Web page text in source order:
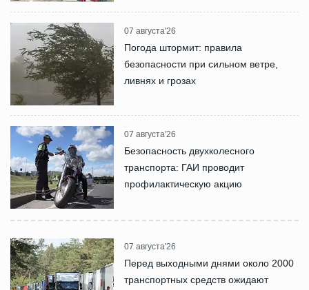
07 августа'26
Погода штормит: правила
безопасности при сильном ветре,
ливнях и грозах
07 августа'26
Безопасность двухколесного
транспорта: ГАИ проводит
профилактическую акцию
07 августа'26
Перед выходными днями около 2000
транспортных средств ожидают